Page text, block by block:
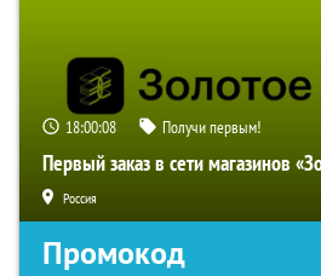
18:00:07 Получи первым!
Первый заказ в сети магазинов
Россия
Промокод